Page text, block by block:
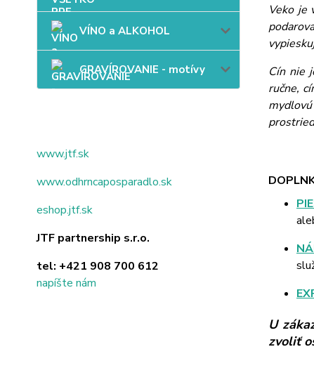
VÍNO a ALKOHOL
GRAVÍROVANIE - motívy
www.jtf.sk
www.odhrncaposparadlo.sk
eshop.jtf.sk
JTF partnership s.r.o.
tel: +421 908 700 612
napíšte nám
Veko je
Cín nie
ručne,
U
zvoliť